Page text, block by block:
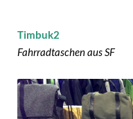
Timbuk2
Fahrradtaschen aus SF